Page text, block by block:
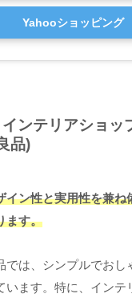
Yahooショッピング
ンテリアショッ
品)
イン性と実用性を兼ね
ます。
では、シンプルでおし
います。特に、インテ